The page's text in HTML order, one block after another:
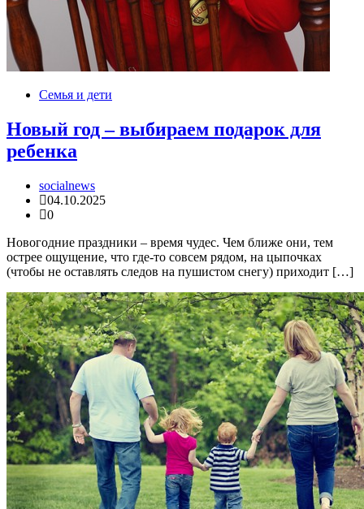
Семья и дети
Новый год – выбираем подарок для
ребенка
socialnews
04.10.2025
0
Новогодние праздники – время чудес. Чем ближе они, тем
острее ощущение, что где-то совсем рядом, на цыпочках
(чтобы не оставлять следов на пушистом снегу) приходит […]